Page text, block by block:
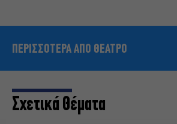
ΠΕΡΙΣΣΟΤΕΡΑ ΑΠΟ ΘΕΑΤΡΟ
Σχετικά Θέματα